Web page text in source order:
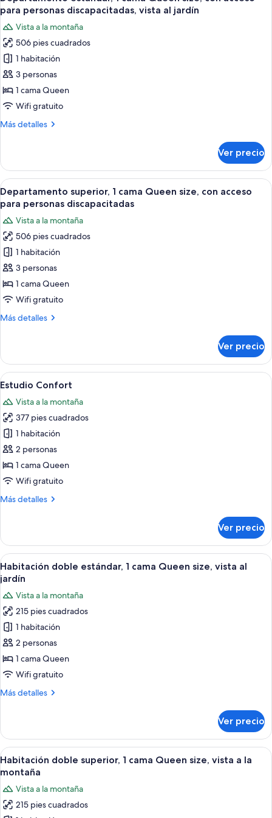
Garden
View
Queen
Bed,
Garden
View
todas
las
fotos
de
Departamento
estándar,
1
cama
size,
para
personas
discapacitadas,
vista
al
jardín
para personas discapacitadas, vista al jardín
Vista a la montaña
506 pies cuadrados
1 habitación
3 personas
1 cama Queen
Wifi gratuito
Más detalles
Más
estándar,
cama
Queen
size,
con
acceso
para
personas
discapacitadas,
al
jardín
Ver precio
Abrir
todas
las
fotos
de
Departamento
superior,
1
cama
size,
para
personas
discapacitadas
Una sala de estar moderna con un
10
Departamento superior, 1 cama Queen size, con acceso
para personas discapacitadas
Vista a la montaña
506 pies cuadrados
1 habitación
3 personas
1 cama Queen
Wifi gratuito
Más detalles
Más
superior,
cama
size,
con
acceso
para
personas
discapacitadas
Ver precio
Abrir
todas
las
fotos
de
Estudio
Confort
Un dormitorio moderno con una
10
Estudio Confort
Vista a la montaña
377 pies cuadrados
1 habitación
2 personas
1 cama Queen
Wifi gratuito
Más detalles
Más
Confort
Ver precio
Abrir
todas
las
fotos
de
Habitación
doble
estándar,
1
Queen
al
jardín
Habitación de hotel con una cama,
5
Habitación doble estándar, 1 cama Queen size, vista al
jardín
Vista a la montaña
215 pies cuadrados
1 habitación
2 personas
1 cama Queen
Wifi gratuito
Más detalles
Más
doble
estándar,
1
cama
size,
vista
al
Ver precio
Abrir
todas
fotos
de
Habitación de hotel con cama,
10
Habitación doble superior, 1 cama Queen size, vista a la
montaña
Vista a la montaña
215 pies cuadrados